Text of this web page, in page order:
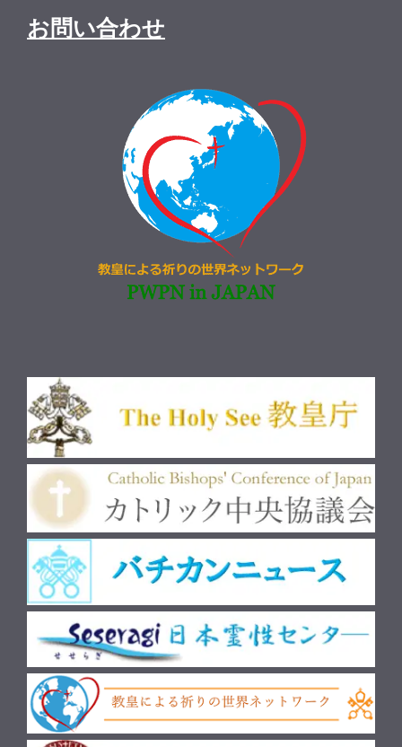
お問い合わせ